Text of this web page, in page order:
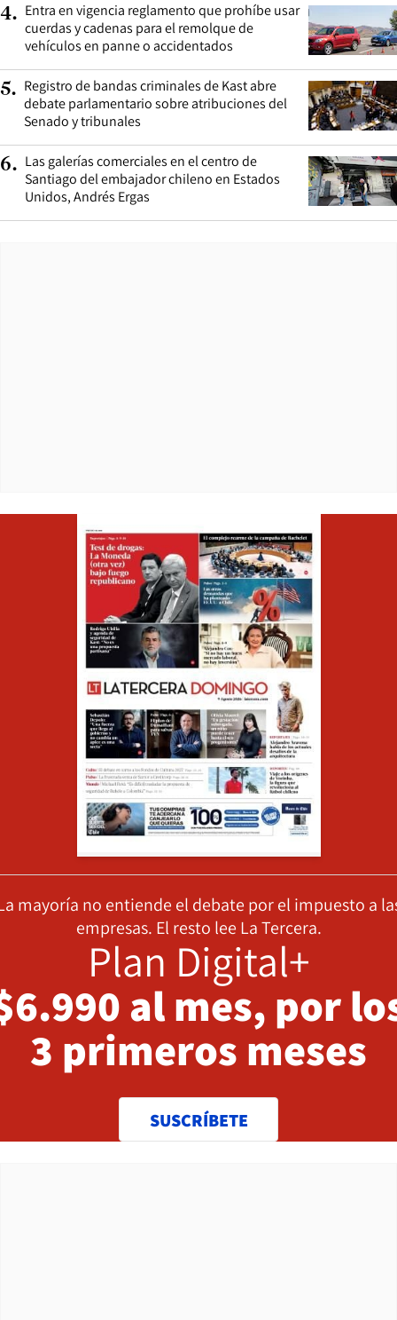
4. Entra en vigencia reglamento que prohíbe usar
cuerdas y cadenas para el remolque de
vehículos en panne o accidentados
5. Registro de bandas criminales de Kast abre
debate parlamentario sobre atribuciones del
Senado y tribunales
6. Las galerías comerciales en el centro de
Santiago del embajador chileno en Estados
Unidos, Andrés Ergas
mayoría no entiende el debate por el impuesto a
empresas. El resto lee La Tercera.
Plan Digital+
al mes, por
3 primeros meses
SUSCRÍBETE